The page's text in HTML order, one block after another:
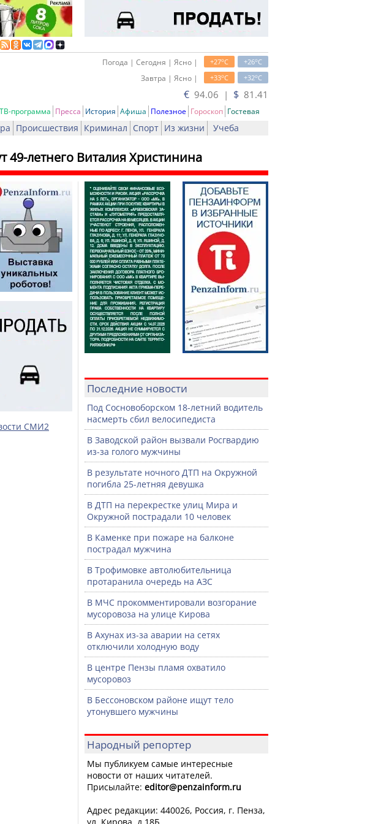
+26oC
+27oC
Погода | Сегодня | Ясно |
+32oC
+33oC
Завтра | Ясно |
€ 94.06 | $ 81.41
ТВ-программа Пресса История Афиша Полезное Гороскоп Гостевая
Происшествия Криминал Спорт Из жизни Учеба
49-летнего Виталия Христинина
Печать
СМИ2
Последние новости
Под Сосновоборском 18-летний водитель
насмерть сбил велосипедиста
В Заводской район вызвали Росгвардию
из-за голого мужчины
В результате ночного ДТП на Окружной
погибла 25-летняя девушка
В ДТП на перекрестке улиц Мира и
Окружной пострадали 10 человек
В Каменке при пожаре на балконе
пострадал мужчина
В Трофимовке автолюбительница
протаранила очередь на АЗС
В МЧС прокомментировали возгорание
мусоровоза на улице Кирова
В Ахунах из-за аварии на сетях
отключили холодную воду
В центре Пензы пламя охватило
мусоровоз
В Бессоновском районе ищут тело
утонувшего мужчины
Народный репортер
Мы публикуем самые интересные
новости от наших читателей.
Присылайте: editor@penzainform.ru
Адрес редакции: 440026, Россия, г. Пенза,